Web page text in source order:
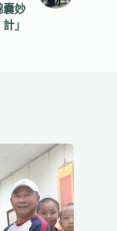
囊妙
計」